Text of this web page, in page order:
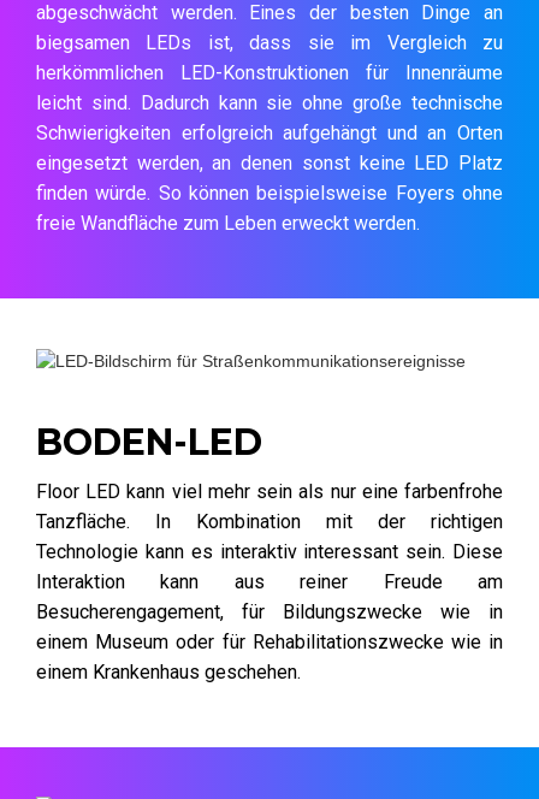
abgeschwächt werden. Eines der besten Dinge an
biegsamen LEDs ist, dass sie im Vergleich zu
herkömmlichen LED-Konstruktionen für Innenräume
leicht sind. Dadurch kann sie ohne große technische
Schwierigkeiten erfolgreich aufgehängt und an Orten
eingesetzt werden, an denen sonst keine LED Platz
finden würde. So können beispielsweise Foyers ohne
freie Wandfläche zum Leben erweckt werden.
BODEN-LED
Floor LED kann viel mehr sein als nur eine farbenfrohe
Tanzfläche. In Kombination mit der richtigen
Technologie kann es interaktiv interessant sein. Diese
Interaktion kann aus reiner Freude am
Besucherengagement, für Bildungszwecke wie in
einem Museum oder für Rehabilitationszwecke wie in
einem Krankenhaus geschehen.